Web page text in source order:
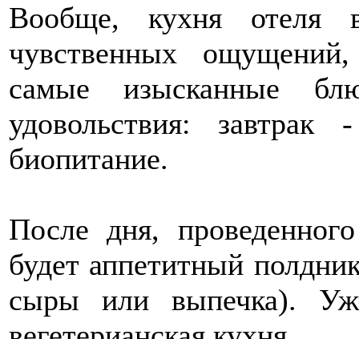
Вообще, кухня отеля
чувственных
самые изысканные
удовольствия:
биопитание.
После дня,
будет аппетитный
сыры или выпечка).